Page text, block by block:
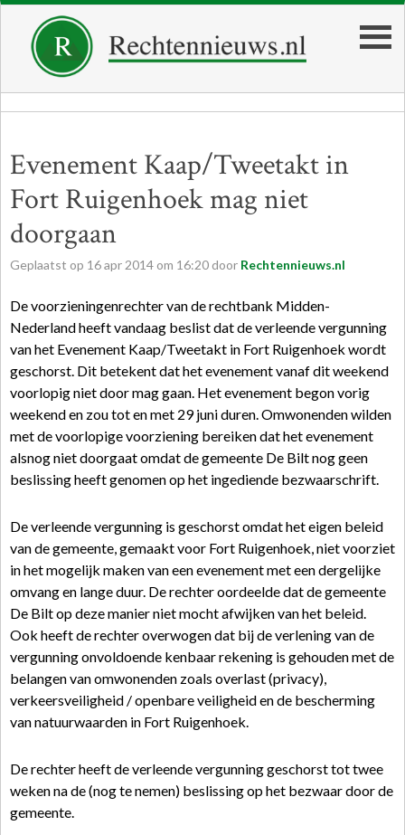
Evenement Kaap/Tweetakt in
Fort Ruigenhoek mag niet
doorgaan
Geplaatst op 16apr 2014 om 16:20 door Rechtennieuws.nl
De voorzieningenrechter van de rechtbank Midden-
Nederland heeft vandaag beslist dat de verleende vergunning
van het Evenement Kaap/Tweetakt in Fort Ruigenhoek wordt
geschorst. Dit betekent dat het evenement vanaf dit weekend
voorlopig niet door mag gaan. Het evenement begon vorig
weekend en zou tot en met 29 juni duren. Omwonenden wilden
met de voorlopige voorziening bereiken dat het evenement
alsnog niet doorgaat omdat de gemeente De Bilt nog geen
beslissing heeft genomen op het ingediende bezwaarschrift.
De verleende vergunning is geschorst omdat het eigen beleid
van de gemeente, gemaakt voor Fort Ruigenhoek, niet voorziet
in het mogelijk maken van een evenement met een dergelijke
omvang en lange duur. De rechter oordeelde dat de gemeente
De Bilt op deze manier niet mocht afwijken van het beleid.
Ook heeft de rechter overwogen dat bij de verlening van de
vergunning onvoldoende kenbaar rekening is gehouden met de
belangen van omwonenden zoals overlast (privacy),
verkeersveiligheid / openbare veiligheid en de bescherming
van natuurwaarden in Fort Ruigenhoek.
De rechter heeft de verleende vergunning geschorst tot twee
weken na de (nog te nemen) beslissing op het bezwaar door de
gemeente.